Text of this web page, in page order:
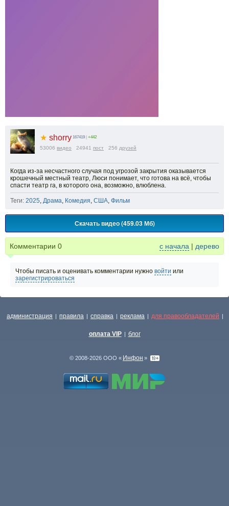
★ shorry 167419 +442
53006 видео 24941 пост 256 друзей
Когда из-за несчастного случая под угрозой закрытия оказывается
крошечный местный театр, Люси понимает, что готова на всё, чтобы
спасти театр га, в которого она, возможно, влюблена.
Теги: 2025, Драма, Комедия, США, Фильм
Скачать видео (459.03 Мб)
Комментарии 0 с начала | дерево
Чтобы писать и оценивать комментарии нужно войти или
зарегистрироваться
администрация | правила | справка | реклама | для правообладателей |
оплата VIP | блог
© 2008-2026 ООО « Инфон »